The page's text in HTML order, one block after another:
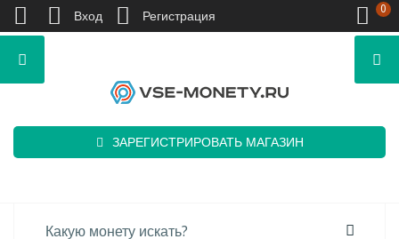
ЗАРЕГИСТРИРОВАТЬ МАГАЗИН
Вход Регистрация 0